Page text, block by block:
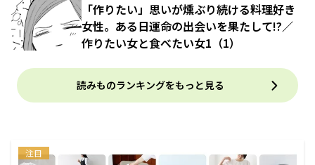
「作りたい」思いが燻ぶり続ける料理好き
女性。ある日運命の出会いを果たして!?／
作りたい女と食べたい女1（1）
読みものランキングをもっと見る
注目